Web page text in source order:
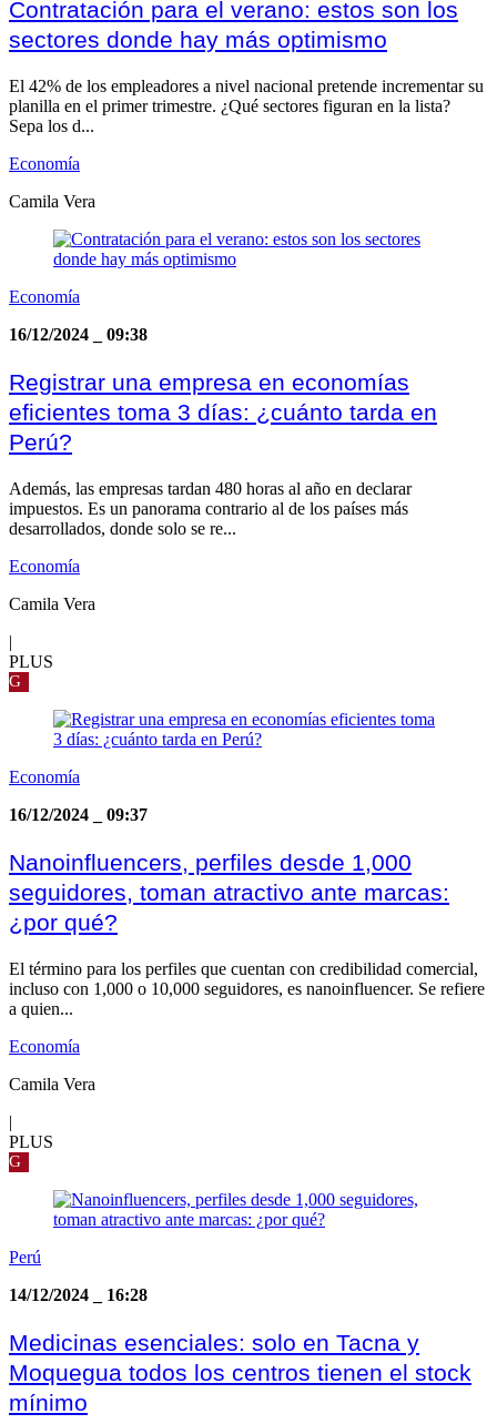
Contratación para el verano: estos son los
sectores donde hay más optimismo
El 42% de los empleadores a nivel nacional pretende incrementar su
planilla en el primer trimestre. ¿Qué sectores figuran en la lista?
Sepa los d...
Economía
Camila Vera
Economía
16/12/2024
09:38
Registrar una empresa en economías
eficientes toma 3 días: ¿cuánto tarda en
Perú?
Además, las empresas tardan 480 horas al año en declarar
impuestos. Es un panorama contrario al de los países más
desarrollados, donde solo se re...
Economía
Camila Vera
|
PLUS
G
Economía
16/12/2024
09:37
Nanoinfluencers, perfiles desde 1,000
seguidores, toman atractivo ante marcas:
¿por qué?
El término para los perfiles que cuentan con credibilidad comercial,
incluso con 1,000 o 10,000 seguidores, es nanoinfluencer. Se refiere
a quien...
Economía
Camila Vera
|
PLUS
G
Perú
14/12/2024
16:28
Medicinas esenciales: solo en Tacna y
Moquegua todos los centros tienen el stock
mínimo